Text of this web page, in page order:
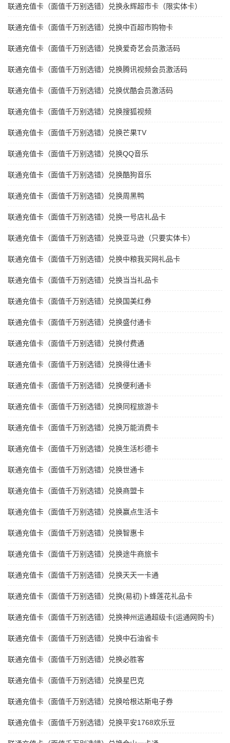
联通充值卡（面值千万别选错）兑换永辉超市卡（限实体卡）
联通充值卡（面值千万别选错）兑换中百超市购物卡
联通充值卡（面值千万别选错）兑换爱奇艺会员激活码
联通充值卡（面值千万别选错）兑换腾讯视频会员激活码
联通充值卡（面值千万别选错）兑换优酷会员激活码
联通充值卡（面值千万别选错）兑换搜狐视频
联通充值卡（面值千万别选错）兑换芒果TV
联通充值卡（面值千万别选错）兑换QQ音乐
联通充值卡（面值千万别选错）兑换酷狗音乐
联通充值卡（面值千万别选错）兑换周黑鸭
联通充值卡（面值千万别选错）兑换一号店礼品卡
联通充值卡（面值千万别选错）兑换亚马逊（只要实体卡）
联通充值卡（面值千万别选错）兑换中粮我买网礼品卡
联通充值卡（面值千万别选错）兑换当当礼品卡
联通充值卡（面值千万别选错）兑换国美红券
联通充值卡（面值千万别选错）兑换盛付通卡
联通充值卡（面值千万别选错）兑换付费通
联通充值卡（面值千万别选错）兑换得仕通卡
联通充值卡（面值千万别选错）兑换便利通卡
联通充值卡（面值千万别选错）兑换同程旅游卡
联通充值卡（面值千万别选错）兑换万能消费卡
联通充值卡（面值千万别选错）兑换生活杉德卡
联通充值卡（面值千万别选错）兑换世通卡
联通充值卡（面值千万别选错）兑换商盟卡
联通充值卡（面值千万别选错）兑换赢点生活卡
联通充值卡（面值千万别选错）兑换智惠卡
联通充值卡（面值千万别选错）兑换途牛商旅卡
联通充值卡（面值千万别选错）兑换天天一卡通
联通充值卡（面值千万别选错）兑换(易初)卜蜂莲花礼品卡
联通充值卡（面值千万别选错）兑换神州运通超级卡(运通网购卡)
联通充值卡（面值千万别选错）兑换中石油省卡
联通充值卡（面值千万别选错）兑换必胜客
联通充值卡（面值千万别选错）兑换星巴克
联通充值卡（面值千万别选错）兑换哈根达斯电子券
联通充值卡（面值千万别选错）兑换平安1768欢乐豆